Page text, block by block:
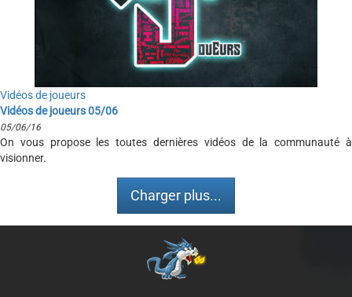
Vidéos de joueurs
Vidéos de joueurs 05/06
05/06/16
On vous propose les toutes dernières vidéos de la communauté à
visionner.
Charger plus...